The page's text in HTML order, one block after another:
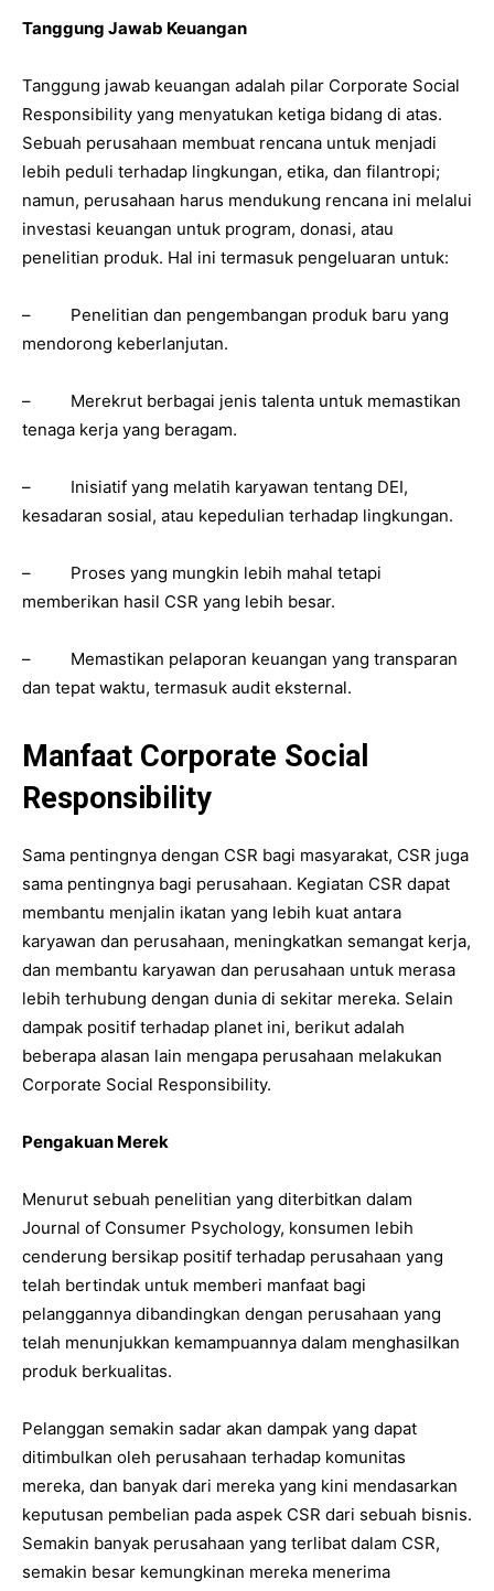
Tanggung Jawab Keuangan
Tanggung jawab keuangan adalah pilar Corporate Social
Responsibility yang menyatukan ketiga bidang di atas.
Sebuah perusahaan membuat rencana untuk menjadi
lebih peduli terhadap lingkungan, etika, dan filantropi;
namun, perusahaan harus mendukung rencana ini melalui
investasi keuangan untuk program, donasi, atau
penelitian produk. Hal ini termasuk pengeluaran untuk:
– Penelitian dan pengembangan produk baru yang
mendorong keberlanjutan.
– Merekrut berbagai jenis talenta untuk memastikan
tenaga kerja yang beragam.
– Inisiatif yang melatih karyawan tentang DEI,
kesadaran sosial, atau kepedulian terhadap lingkungan.
– Proses yang mungkin lebih mahal tetapi
memberikan hasil CSR yang lebih besar.
– Memastikan pelaporan keuangan yang transparan
dan tepat waktu, termasuk audit eksternal.
Manfaat Corporate Social
Responsibility
Sama pentingnya dengan CSR bagi masyarakat, CSR juga
sama pentingnya bagi perusahaan. Kegiatan CSR dapat
membantu menjalin ikatan yang lebih kuat antara
karyawan dan perusahaan, meningkatkan semangat kerja,
dan membantu karyawan dan perusahaan untuk merasa
lebih terhubung dengan dunia di sekitar mereka. Selain
dampak positif terhadap planet ini, berikut adalah
beberapa alasan lain mengapa perusahaan melakukan
Corporate Social Responsibility.
Pengakuan Merek
Menurut sebuah penelitian yang diterbitkan dalam
Journal of Consumer Psychology, konsumen lebih
cenderung bersikap positif terhadap perusahaan yang
telah bertindak untuk memberi manfaat bagi
pelanggannya dibandingkan dengan perusahaan yang
telah menunjukkan kemampuannya dalam menghasilkan
produk berkualitas.
Pelanggan semakin sadar akan dampak yang dapat
ditimbulkan oleh perusahaan terhadap komunitas
mereka, dan banyak dari mereka yang kini mendasarkan
keputusan pembelian pada aspek CSR dari sebuah bisnis.
Semakin banyak perusahaan yang terlibat dalam CSR,
semakin besar kemungkinan mereka menerima